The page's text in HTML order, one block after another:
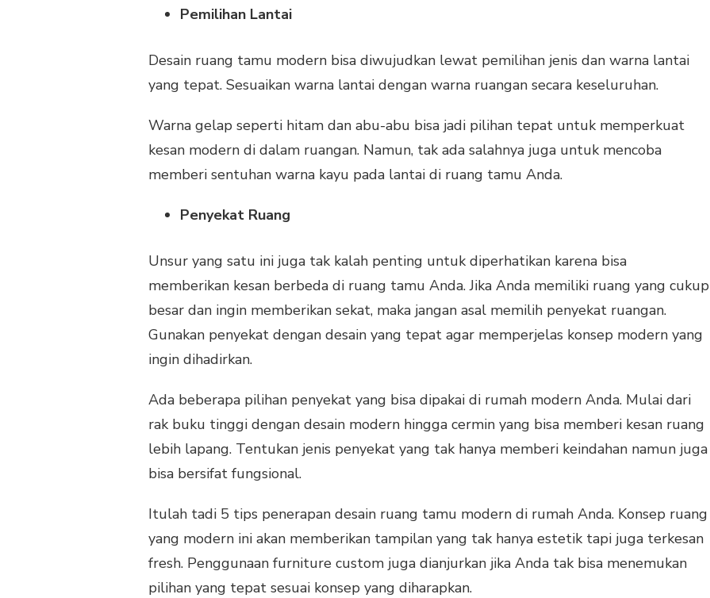
Pemilihan Lantai
Desain ruang tamu modern bisa diwujudkan lewat pemilihan jenis dan warna lantai
yang tepat. Sesuaikan warna lantai dengan warna ruangan secara keseluruhan.
Warna gelap seperti hitam dan abu-abu bisa jadi pilihan tepat untuk memperkuat
kesan modern di dalam ruangan. Namun, tak ada salahnya juga untuk mencoba
memberi sentuhan warna kayu pada lantai di ruang tamu Anda.
Penyekat Ruang
Unsur yang satu ini juga tak kalah penting untuk diperhatikan karena bisa
memberikan kesan berbeda di ruang tamu Anda. Jika Anda memiliki ruang yang cukup
besar dan ingin memberikan sekat, maka jangan asal memilih penyekat ruangan.
Gunakan penyekat dengan desain yang tepat agar memperjelas konsep modern yang
ingin dihadirkan.
Ada beberapa pilihan penyekat yang bisa dipakai di rumah modern Anda. Mulai dari
rak buku tinggi dengan desain modern hingga cermin yang bisa memberi kesan ruang
lebih lapang. Tentukan jenis penyekat yang tak hanya memberi keindahan namun juga
bisa bersifat fungsional.
Itulah tadi 5 tips penerapan desain ruang tamu modern di rumah Anda. Konsep ruang
yang modern ini akan memberikan tampilan yang tak hanya estetik tapi juga terkesan
fresh. Penggunaan furniture custom juga dianjurkan jika Anda tak bisa menemukan
pilihan yang tepat sesuai konsep yang diharapkan.